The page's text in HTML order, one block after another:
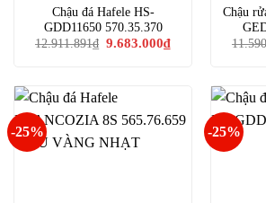
Chậu đá Hafele HS-
GDD11650 570.35.370
12.911.891₫ Giá
9.683.000₫Giá
hiện
9.683.000₫.
Chậu
-25% -25%